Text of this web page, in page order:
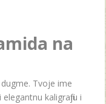
na
Tvoje ime
kaligrafiju i